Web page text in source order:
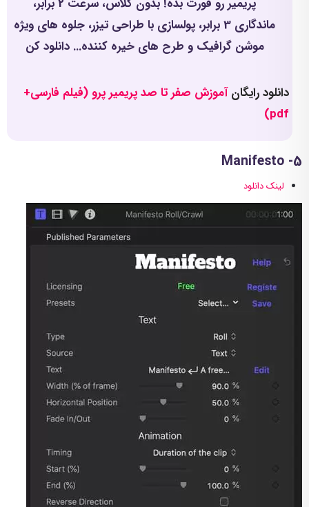
پریمیر رو قورت بده! بدون کلاس، سرعت 2 برابر،
ماندگاری 3 برابر، پولسازی با طراحی تیزر، جلوه های ویژه
موشن گرافیک و طرح های خیره کننده... دانلود کن
دانلود رایگانآموزش صفر تا صد پریمیر پرو (فیلم فارسی+
pdf)
5- Manifesto
لینک دانلود